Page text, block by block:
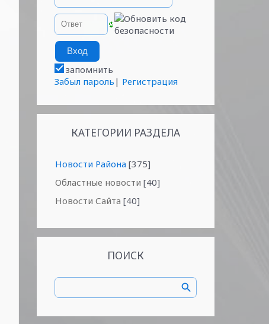
запомнить
Забыл пароль | Регистрация
КАТЕГОРИИ РАЗДЕЛА
Новости Района [375]
Областные новости [40]
Новости Сайта [40]
ПОИСК